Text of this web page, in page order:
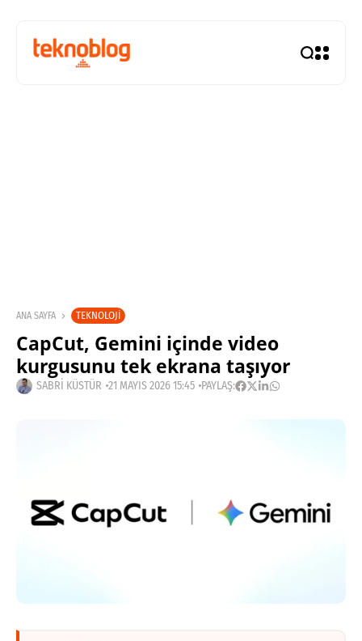
ANA SAYFA TEKNOLOJI
CapCut, Gemini içinde video
kurgusunu tek ekrana taşıyor
SABRI KÜSTÜR 21 MAYIS 2026 15:45 PAYLAŞ: